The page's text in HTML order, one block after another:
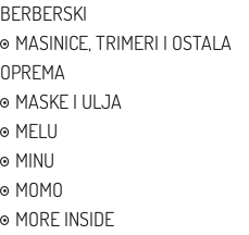
BERBERSKI
MASINICE, TRIMERI I OSTALA
OPREMA
MASKE I ULJA
MELU
MINU
MOMO
MORE INSIDE